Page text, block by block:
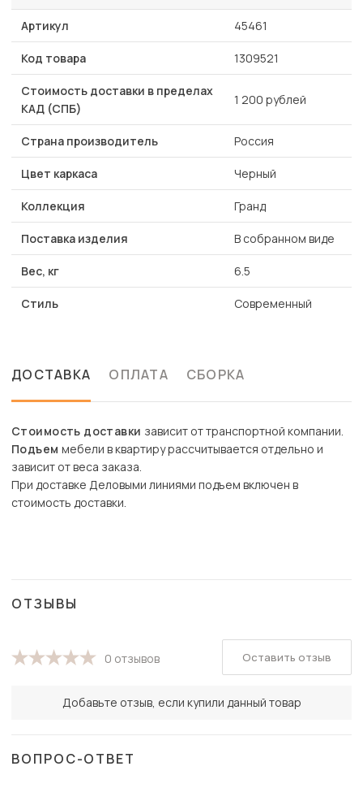
Артикул 45461
Код товара 1309521
Стоимость доставки в пределах
КАД (СПБ)
1 200 рублей
Страна производитель Россия
Цвет каркаса Черный
Коллекция Гранд
Поставка изделия В собранном виде
Вес, кг 6.5
Стиль Современный
ДОСТАВКА ОПЛАТА СБОРКА
Стоимость доставки зависит от транспортной компании.
Подъем мебели в квартиру рассчитывается отдельно и
зависит от веса заказа.
При доставке Деловыми линиями подъем включен в
стоимость доставки.
ОТЗЫВЫ
0 отзывов
Добавьте отзыв, если купили данный товар
Оставить отзыв
ВОПРОС-ОТВЕТ